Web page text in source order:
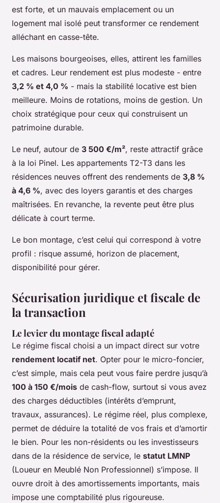
est forte, et un mauvais emplacement ou un
logement mal isolé peut transformer ce rendement
alléchant en casse-tête.
Les maisons bourgeoises, elles, attirent les familles
et cadres. Leur rendement est plus modeste - entre
3,2 % et 4,0 % - mais la stabilité locative est bien
meilleure. Moins de rotations, moins de gestion. Un
choix stratégique pour ceux qui construisent un
patrimoine durable.
Le neuf, autour de 3 500 €/m², reste attractif grâce
à la loi Pinel. Les appartements T2-T3 dans les
résidences neuves offrent des rendements de 3,8 %
à 4,6 %, avec des loyers garantis et des charges
maîtrisées. En revanche, la revente peut être plus
délicate à court terme.
Le bon montage, c’est celui qui correspond à votre
profil : risque assumé, horizon de placement,
disponibilité pour gérer.
Sécurisation juridique et fiscale de
la transaction
Le levier du montage fiscal adapté
Le régime fiscal choisi a un impact direct sur votre
rendement locatif net. Opter pour le micro-foncier,
c’est simple, mais cela peut vous faire perdre jusqu’à
100 à 150 €/mois de cash-flow, surtout si vous avez
des charges déductibles (intérêts d’emprunt,
travaux, assurances). Le régime réel, plus complexe,
permet de déduire la totalité de vos frais et d’amortir
le bien. Pour les non-résidents ou les investisseurs
dans de la résidence de service, le statut LMNP
(Loueur en Meublé Non Professionnel) s’impose. Il
ouvre droit à des amortissements importants, mais
impose une comptabilité plus rigoureuse.